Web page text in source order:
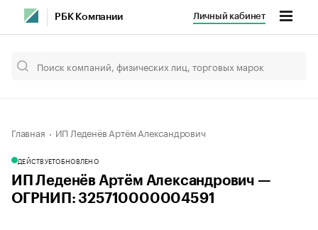
РБК Компании Личный кабинет
Главная ИП Леденёв Артём Александрович
ДЕЙСТВУЕТОБНОВЛЕНО
ИП Леденёв Артём Александрович —
ОГРНИП: 325710000004591